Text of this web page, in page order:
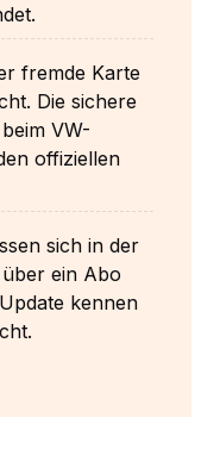
fremde Karte
Die sichere
VW-
offiziellen
sich in der
ein Abo
kennen